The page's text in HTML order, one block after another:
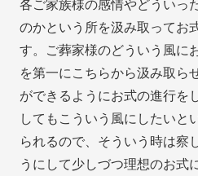
各ご家族様の感情やどういっ
のかという所を汲み取ってお
す。ご葬家様のどういう風に
を第一にこちらから汲み取ら
ができるようにお式の進行を
してもこういう風にしたいと
られるので、そういう時は察
うにして少しづつ理想のお式